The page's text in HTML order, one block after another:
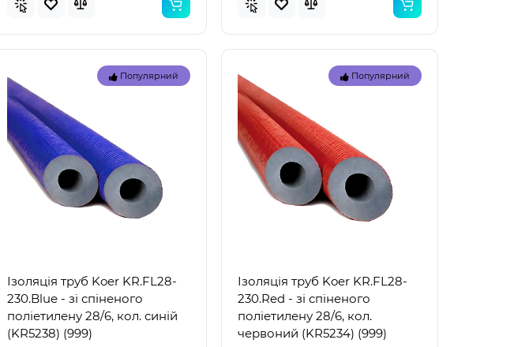
Популярний
Ізоляція труб Koer KR.FL28-
230.Blue - зі спіненого
поліетилену 28/6, кол. синій
(KR5238) (999)
Популярний
Ізоляція труб Koer KR.FL28-
230.Red - зі спіненого
поліетилену 28/6, кол.
червоний (KR5234) (999)